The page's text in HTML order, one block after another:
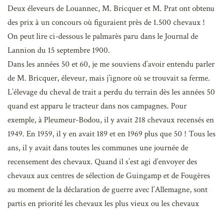
Deux éleveurs de Louannec, M. Bricquer et M. Prat ont obtenu
des prix à un concours où figuraient près de 1.500 chevaux !
On peut lire ci-dessous le palmarès paru dans le Journal de
Lannion du 15 septembre 1900.
Dans les années 50 et 60, je me souviens d’avoir entendu parler
de M. Bricquer, éleveur, mais j’ignore où se trouvait sa ferme.
L’élevage du cheval de trait a perdu du terrain dès les années 50
quand est apparu le tracteur dans nos campagnes. Pour
exemple, à Pleumeur-Bodou, il y avait 218 chevaux recensés en
1949. En 1959, il y en avait 189 et en 1969 plus que 50 ! Tous les
ans, il y avait dans toutes les communes une journée de
recensement des chevaux. Quand il s’est agi d’envoyer des
chevaux aux centres de sélection de Guingamp et de Fougères
au moment de la déclaration de guerre avec l’Allemagne, sont
partis en priorité les chevaux les plus vieux ou les chevaux